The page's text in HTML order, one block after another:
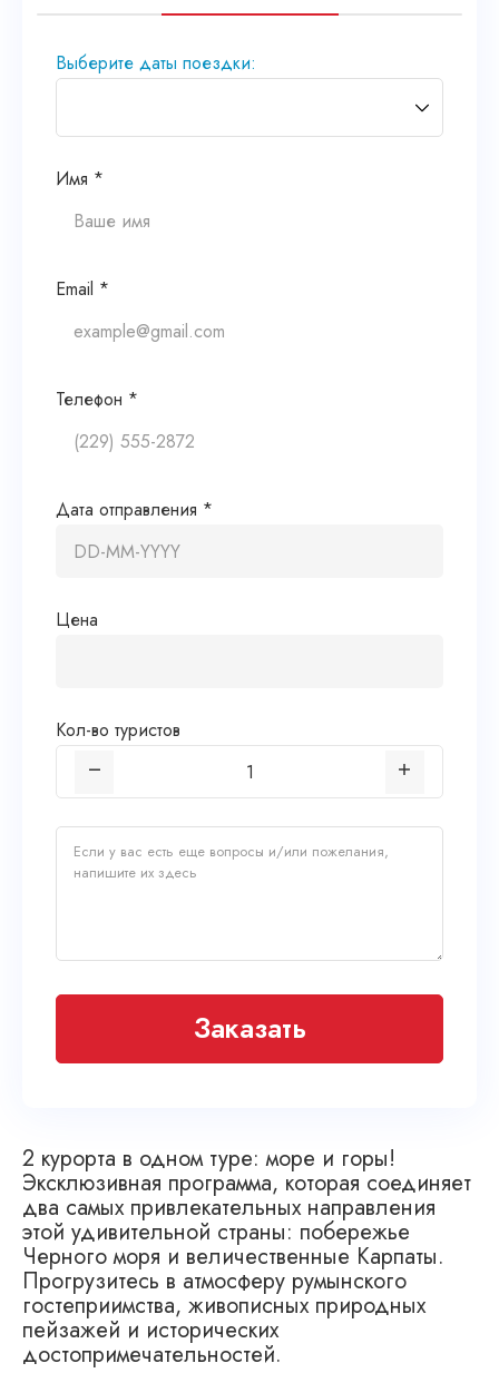
2 курорта в одном туре: море и горы!
Эксклюзивная программа, которая соединяет
два самых привлекательных направления
этой удивительной страны: побережье
Черного моря и величественные Карпаты.
Прогрузитесь в атмосферу румынского
гостеприимства, живописных природных
пейзажей и исторических
достопримечательностей.
Выберите даты поездки:
Имя *
Email *
Телефон *
Дата отправления *
Цена
Кол-во туристов
Заказать